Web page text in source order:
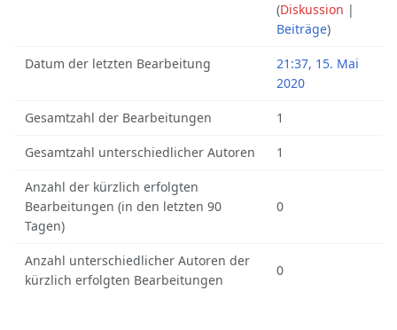
(Diskussion |
Beiträge)
Datum der letzten Bearbeitung
21:37, 15. Mai
2020
Gesamtzahl der Bearbeitungen 1
Gesamtzahl unterschiedlicher Autoren 1
Anzahl der kürzlich erfolgten
Bearbeitungen (in den letzten 90
Tagen)
0
Anzahl unterschiedlicher Autoren der
kürzlich erfolgten Bearbeitungen
0